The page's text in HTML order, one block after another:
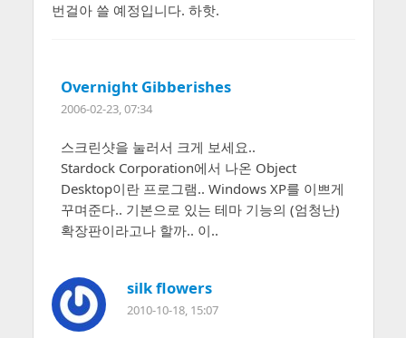
번걸아 쓸 예정입니다. 하핫.
Overnight Gibberishes
2006-02-23, 07:34
스크린샷을 눌러서 크게 보세요..
Stardock Corporation에서 나온 Object
Desktop이란 프로그램.. Windows XP를 이쁘게
꾸며준다.. 기본으로 있는 테마 기능의 (엄청난)
확장판이라고나 할까.. 이..
silk flowers
2010-10-18, 15:07